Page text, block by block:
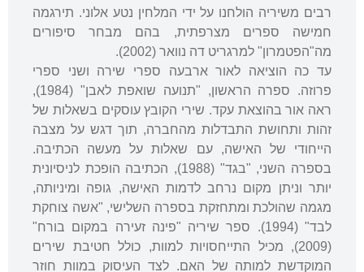
רבים משיריה הולחנו על ידי המלחין נטע אלוני. תירגמה
חמישה ספרים מצרפתית, בהם מבחר סיפורים
מה"הפטמרון" למרגריט דה נוואר (2002).
עד כה הוציאה לאור ארבעה ספרי שירה ושני ספרי
פרוזה. ספרה הראשון, "תנועה שואפת לאבן" (1984),
ראה אור בהוצאת עקד. שירי הקובץ עוסקים בשאלות של
זהות ותחושת התבדלות מהחברה, תוך דגש על מצבה
הייחודי של האישה, עם שאלות על מעשה הכתיבה.
בספרה השני, "בגד" (1988), הכתיבה הופכת לניסיונית
יותר וניתן מקום נרחב לדמות האישה, גופה ומיניותה,
מגמה שהולכת ומתחזקת בספרה השלישי, "אשה צוחקת
לבד" (1994). ספר שיריה "פינה זעירה במקום בורח"
(2009), מכיל התייחסויות למוות, כולל חטיבת שירים
המוקדשת למותה של האם. לצד העיסוק במוות חוזר